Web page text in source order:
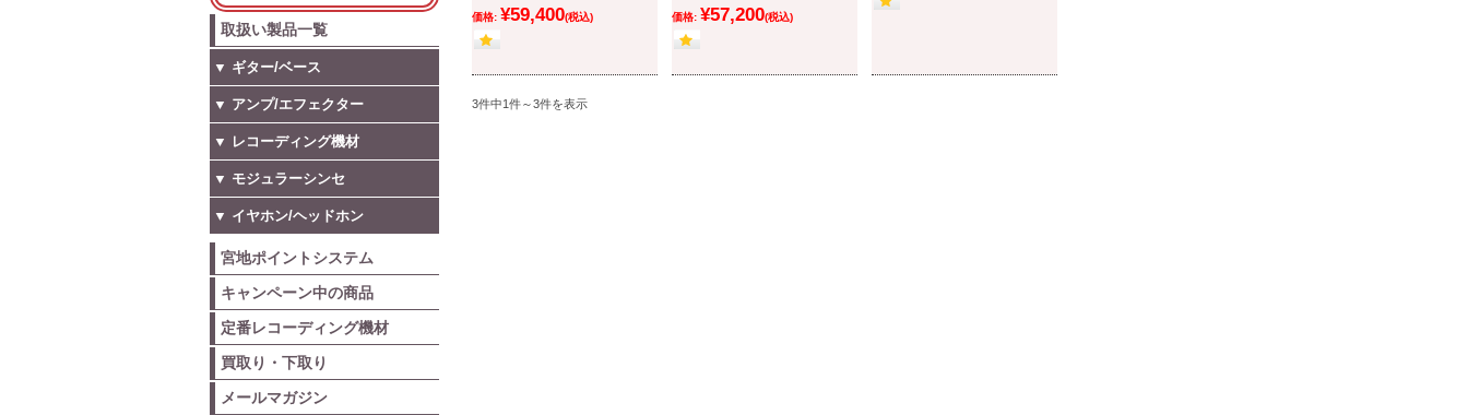
価格: ¥59,400(税込)
価格: ¥57,200(税込)
3件中1件～3件を表示
取扱い製品一覧
▼ ギター/ベース
▼ アンプ/エフェクター
▼ レコーディング機材
▼ モジュラーシンセ
▼ イヤホン/ヘッドホン
宮地ポイントシステム
キャンペーン中の商品
定番レコーディング機材
買取り・下取り
メールマガジン